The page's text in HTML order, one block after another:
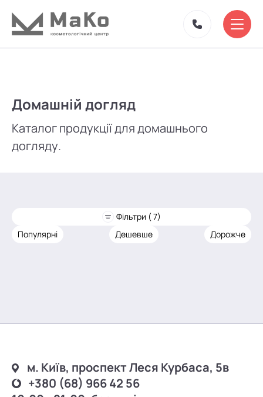
Домашній догляд
Каталог продукції для домашнього
догляду.
Фільтри ( 7)
Популярні
Дешевше Дорожче
м. Київ, проспект Леся Курбаса, 5в
+380 (68) 966 42 56